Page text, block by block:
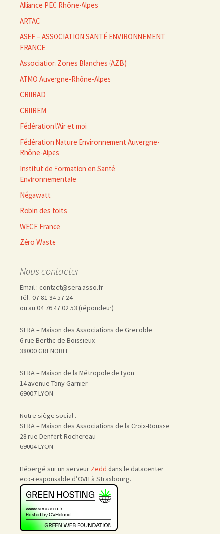
Alliance PEC Rhône-Alpes
ARTAC
ASEF – ASSOCIATION SANTÉ ENVIRONNEMENT
FRANCE
Association Zones Blanches (AZB)
ATMO Auvergne-Rhône-Alpes
CRIIRAD
CRIIREM
Fédération l'Air et moi
Fédération Nature Environnement Auvergne-
Rhône-Alpes
Institut de Formation en Santé
Environnementale
Négawatt
Robin des toits
WECF France
Zéro Waste
Nous contacter
Email : contact@sera.asso.fr
Tél : 07 81 34 57 24
ou au 04 76 47 02 53 (répondeur)
SERA – Maison des Associations de Grenoble
6 rue Berthe de Boissieux
38000 GRENOBLE
SERA – Maison de la Métropole de Lyon
14 avenue Tony Garnier
69007 LYON
Notre siège social :
SERA – Maison des Associations de la Croix-Rousse
28 rue Denfert-Rochereau
69004 LYON
Hébergé sur un serveur Zedd dans le datacenter
eco-responsable d’OVH à Strasbourg.